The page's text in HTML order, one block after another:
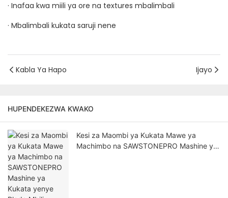
· Inafaa kwa miili ya ore na textures mbalimbali
· Mbalimbali kukata saruji nene
Kabla Ya Hapo Ijayo
HUPENDEKEZWA KWAKO
Kesi za Maombi ya Kukata Mawe ya
Machimbo na SAWSTONEPRO Mashine ya